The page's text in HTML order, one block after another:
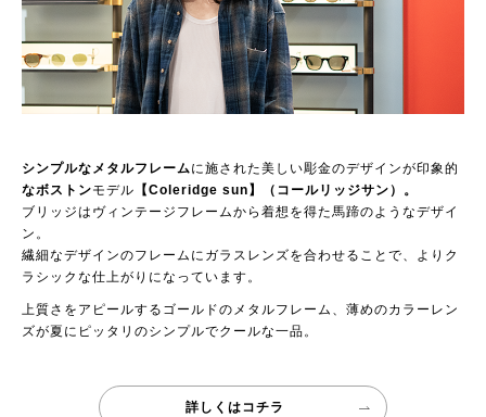
シンプルなメタルフレームに施された美しい彫金のデザインが印象的
なボストンモデル 【Coleridge sun】（コールリッジサン）。
ブリッジはヴィンテージフレームから着想を得た馬蹄のようなデザイ
ン。
繊細なデザインのフレームにガラスレンズを合わせることで、よりク
ラシックな仕上がりになっています。
上質さをアピールするゴールドのメタルフレーム、薄めのカラーレン
ズが夏にピッタリのシンプルでクールな一品。
詳しくはコチラ